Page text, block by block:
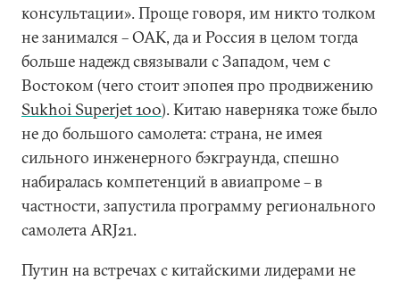
консультации». Проще говоря, им никто толком
не занимался – ОАК, да и Россия в целом тогда
больше надежд связывали с Западом, чем с
Востоком (чего стоит эпопея про продвижению
Sukhoi Superjet 100). Китаю наверняка тоже было
не до большого самолета: страна, не имея
сильного инженерного бэкграунда, спешно
набиралась компетенций в авиапроме – в
частности, запустила программу регионального
самолета ARJ21.
Путин на встречах с китайскими лидерами не